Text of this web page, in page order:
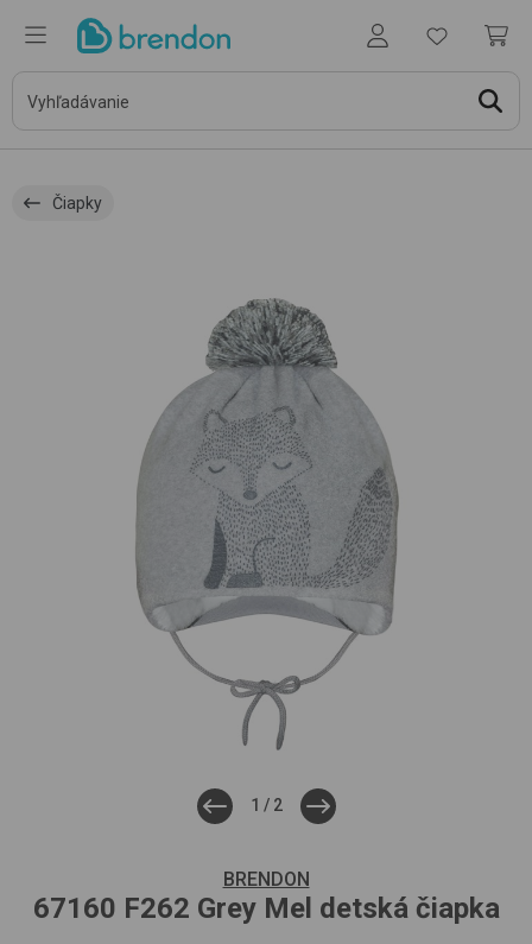
Čiapky
1 / 2
BRENDON
67160 F262 Grey Mel detská čiapka